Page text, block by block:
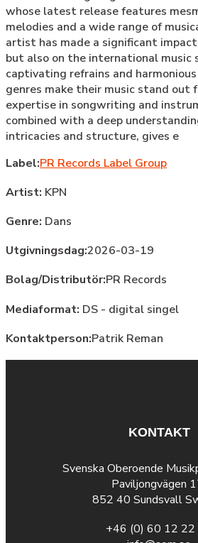
whose latest release features
melodies and a wide range of
artist has made a significant
but also on the international music
captivating refrains and
genres make their music stand out
expertise in songwriting and
combined with a deep
intricacies and structure, gives e
Label:PR Records Label Group
Artist: KPN
Genre: Dans
Utgivningsdag:2026-03-19
Bolag/Distributör:PR Records
Mediaformat: DS - digital singel
Kontaktperson:Patrik Reman
KONTAKT
Svenska Oberoende
Paviljongvägen
852 40 Sundsvall
+46 (0) 60 12 22